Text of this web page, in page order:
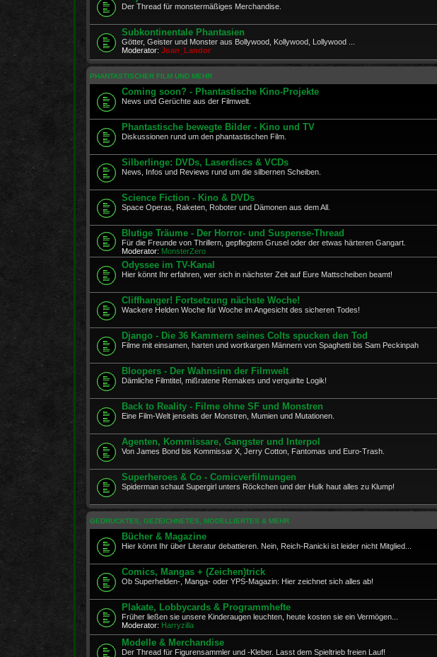
Der Thread für monstermäßiges Merchandise.
Subkontinentale Phantasien
Götter, Geister und Monster aus Bollywood, Kollywood, Lollywood ...
Moderator: Joan_Landor
PHANTASTISCHER FILM UND MEHR
Coming soon? - Phantastische Kino-Projekte
News und Gerüchte aus der Filmwelt.
Phantastische bewegte Bilder - Kino und TV
Diskussionen rund um den phantastischen Film.
Silberlinge: DVDs, Laserdiscs & VCDs
News, Infos und Reviews rund um die silbernen Scheiben.
Science Fiction - Kino & DVDs
Space Operas, Raketen, Roboter und Dämonen aus dem All.
Blutige Träume - Der Horror- und Suspense-Thread
Für die Freunde von Thrillern, gepflegtem Grusel oder der etwas härteren Gangart.
Moderator: MonsterZero
Odyssee im TV-Kanal
Hier könnt Ihr erfahren, wer sich in nächster Zeit auf Eure Mattscheiben beamt!
Cliffhanger! Fortsetzung nächste Woche!
Wackere Helden Woche für Woche im Angesicht des sicheren Todes!
Django - Die 36 Kammern seines Colts spucken den Tod
Filme mit einsamen, harten und wortkargen Männern von Spaghetti bis Sam Peckinpah
Bloopers - Der Wahnsinn der Filmwelt
Dämliche Filmtitel, mißratene Remakes und verquirlte Logik!
Back to Reality - Filme ohne SF und Monstren
Eine Film-Welt jenseits der Monstren, Mumien und Mutationen.
Agenten, Kommissare, Gangster und Interpol
Von James Bond bis Kommissar X, Jerry Cotton, Fantomas und Euro-Trash.
Superheroes & Co - Comicverfilmungen
Spiderman schaut Supergirl unters Röckchen und der Hulk haut alles zu Klump!
GEDRUCKTES, GEZEICHNETES, MODELLIERTES & MEHR
Bücher & Magazine
Hier könnt Ihr über Literatur debattieren. Nein, Reich-Ranicki ist leider nicht Mitglied...
Comics, Mangas + (Zeichen)trick
Ob Superhelden-, Manga- oder YPS-Magazin: Hier zeichnet sich alles ab!
Plakate, Lobbycards & Programmhefte
Früher ließen sie unsere Kinderaugen leuchten, heute kosten sie ein Vermögen...
Moderator: Harryzilla
Modelle & Merchandise
Der Thread für Figurensammler und -Kleber. Lasst dem Spieltrieb freien Lauf!